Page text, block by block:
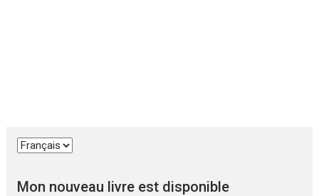
Choisir
langue
Mon nouveau livre est disponible